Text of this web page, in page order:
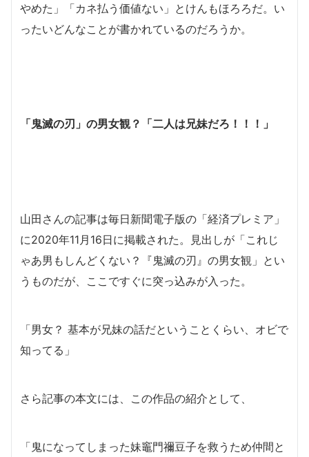
やめた」「カネ払う価値ない」とけんもほろろだ。い
ったいどんなことが書かれているのだろうか。
「鬼滅の刃」の男女観？「二人は兄妹だろ！！！」
山田さんの記事は毎日新聞電子版の「経済プレミア」
に2020年11月16日に掲載された。見出しが「これじ
ゃあ男もしんどくない？『鬼滅の刃』の男女観」とい
うものだが、ここですぐに突っ込みが入った。
「男女？ 基本が兄妹の話だということくらい、オビで
知ってる」
さら記事の本文には、この作品の紹介として、
「鬼になってしまった妹竈門禰豆子を救うため仲間と